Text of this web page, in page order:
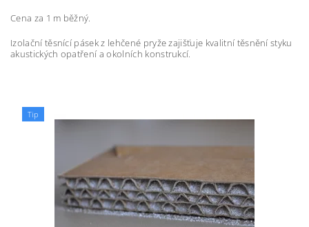
Cena za 1 m běžný.
Izolační těsnící pásek z lehčené pryže zajišťuje kvalitní těsnění styku
akustických opatření a okolních konstrukcí.
Tip